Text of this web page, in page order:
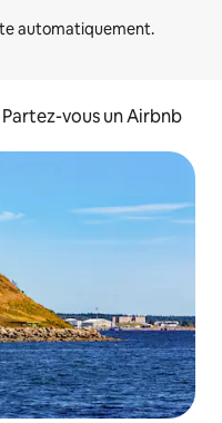
Partez-vous un Airbnb